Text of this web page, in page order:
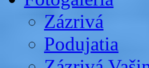
Zázrivá
Podujatia